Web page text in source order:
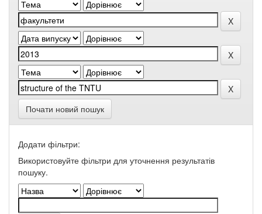
Почати новий пошук
Додати фільтри:
Використовуйте фільтри для уточнення результатів
пошуку.